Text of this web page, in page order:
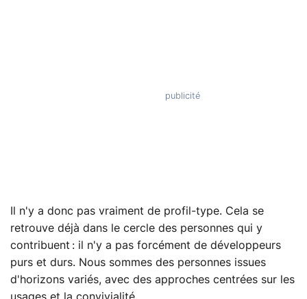
Il n'y a donc pas vraiment de profil-type. Cela se
retrouve déjà dans le cercle des personnes qui y
contribuent : il n'y a pas forcément de développeurs
purs et durs. Nous sommes des personnes issues
d'horizons variés, avec des approches centrées sur les